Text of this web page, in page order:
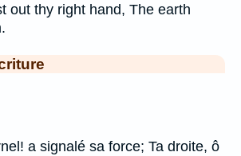
out thy right hand, The earth
a signalé sa force; Ta droite, ô